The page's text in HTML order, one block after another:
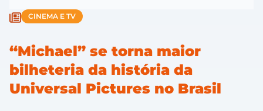
CINEMA E TV
“Michael” se torna maior
bilheteria da história da
Universal Pictures no Brasil